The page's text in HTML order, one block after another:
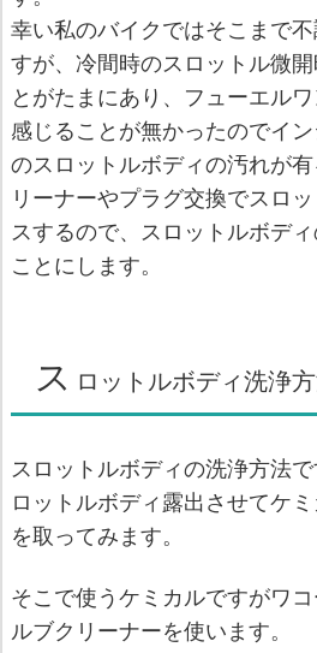
幸い私のバイクではそこまで
すが、冷間時のスロットル微
とがたまにあり、フューエル
感じることが無かったのでイ
のスロットルボディの汚れが
リーナーやプラグ交換でスロ
スするので、スロットルボデ
ことにします。
ス ロットルボディ洗浄
スロットルボディの洗浄方法
ロットルボディ露出させてケ
を取ってみます。
そこで使うケミカルですがワ
ルブクリーナーを使います。